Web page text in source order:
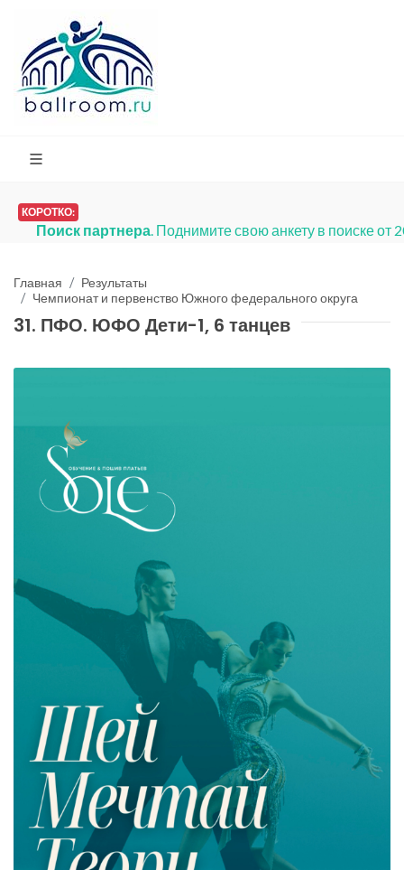
КОРОТКО:
Поиск партнера. Поднимите свою анкету в поиске от
Главная
Результаты
Чемпионат и первенство Южного федерального округа
31. ПФО. ЮФО Дети-1, 6 танцев